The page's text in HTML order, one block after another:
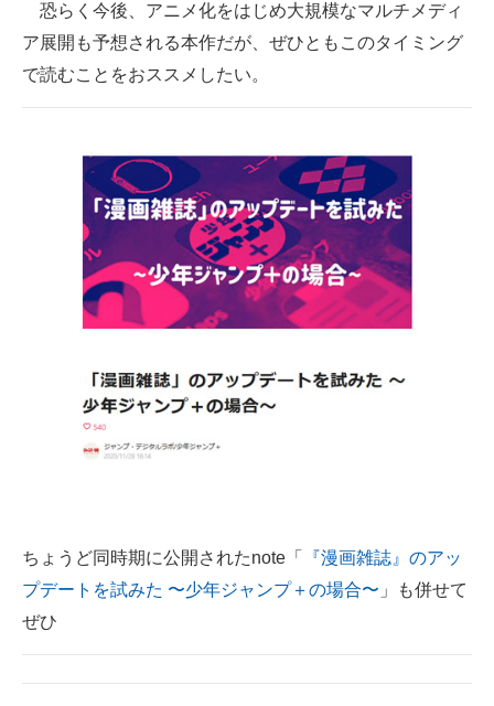
恐らく今後、アニメ化をはじめ大規模なマルチメディ
ア展開も予想される本作だが、ぜひともこのタイミング
で読むことをおススメしたい。
ちょうど同時期に公開されたnote「
『漫画雑誌』のアッ
プデートを試みた 〜少年ジャンプ＋の場合〜 」も併せて
ぜひ